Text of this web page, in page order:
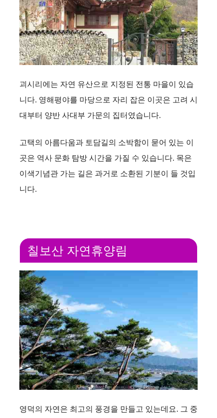
괴시리에는 자연 유산으로 지정된 전통 마을이 있습
니다. 영해평야를 마당으로 자리 잡은 이곳은 고려 시
대부터 양반 사대부 가문의 집터였습니다.
고택의 아름다움과 토담길의 소박함이 묻어 있는 이
곳은 역사 문화 탐방 시간을 가질 수 있습니다. 목은
이색기념관 가는 길은 과거로 소환된 기분이 들 것입
니다.
칠보산 자연휴양림
영덕의 자연은 최고의 풍경을 만들고 있는데요. 그 중